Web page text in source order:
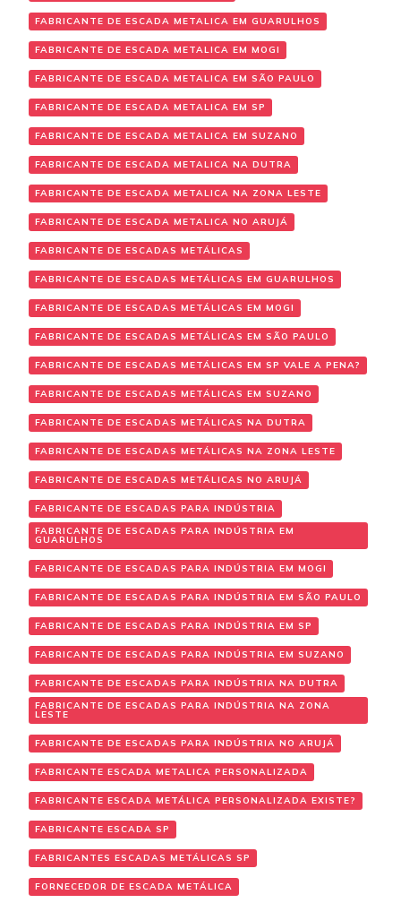
FABRICANTE DE ESCADA METALICA EM GUARULHOS
FABRICANTE DE ESCADA METALICA EM MOGI
FABRICANTE DE ESCADA METALICA EM SÃO PAULO
FABRICANTE DE ESCADA METALICA EM SP
FABRICANTE DE ESCADA METALICA EM SUZANO
FABRICANTE DE ESCADA METALICA NA DUTRA
FABRICANTE DE ESCADA METALICA NA ZONA LESTE
FABRICANTE DE ESCADA METALICA NO ARUJÁ
FABRICANTE DE ESCADAS METÁLICAS
FABRICANTE DE ESCADAS METÁLICAS EM GUARULHOS
FABRICANTE DE ESCADAS METÁLICAS EM MOGI
FABRICANTE DE ESCADAS METÁLICAS EM SÃO PAULO
FABRICANTE DE ESCADAS METÁLICAS EM SP VALE A PENA?
FABRICANTE DE ESCADAS METÁLICAS EM SUZANO
FABRICANTE DE ESCADAS METÁLICAS NA DUTRA
FABRICANTE DE ESCADAS METÁLICAS NA ZONA LESTE
FABRICANTE DE ESCADAS METÁLICAS NO ARUJÁ
FABRICANTE DE ESCADAS PARA INDÚSTRIA
FABRICANTE DE ESCADAS PARA INDÚSTRIA EM
GUARULHOS
FABRICANTE DE ESCADAS PARA INDÚSTRIA EM MOGI
FABRICANTE DE ESCADAS PARA INDÚSTRIA EM SÃO PAULO
FABRICANTE DE ESCADAS PARA INDÚSTRIA EM SP
FABRICANTE DE ESCADAS PARA INDÚSTRIA EM SUZANO
FABRICANTE DE ESCADAS PARA INDÚSTRIA NA DUTRA
FABRICANTE DE ESCADAS PARA INDÚSTRIA NA ZONA
LESTE
FABRICANTE DE ESCADAS PARA INDÚSTRIA NO ARUJÁ
FABRICANTE ESCADA METALICA PERSONALIZADA
FABRICANTE ESCADA METÁLICA PERSONALIZADA EXISTE?
FABRICANTE ESCADA SP
FABRICANTES ESCADAS METÁLICAS SP
FORNECEDOR DE ESCADA METÁLICA